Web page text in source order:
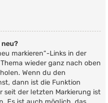
neu?
markieren“-Links in der
wieder ganz nach oben
Wenn du den
dann ist die Funktion
seit der letzten Markierung ist